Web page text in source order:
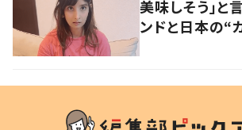
美味しそう」
ンドと日本の“